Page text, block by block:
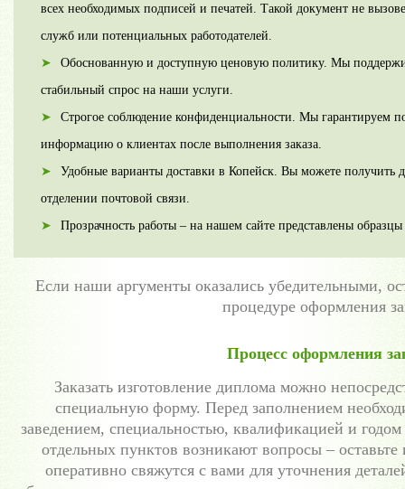
всех необходимых подписей и печатей. Такой документ не
служб или потенциальных работодателей.
Обоснованную и доступную ценовую политику. Мы
стабильный спрос на наши услуги.
Строгое соблюдение конфиденциальности. Мы гарантируем
информацию о клиентах после выполнения заказа.
Удобные варианты доставки в Копейск. Вы можете получить
отделении почтовой связи.
Прозрачность работы – на нашем сайте представлены
Если наши аргументы оказались убедительными,
процедуре оформления
Процесс оформления
Заказать изготовление диплома можно
специальную форму. Перед заполнением
заведением, специальностью, квалификацией и
отдельных пунктов возникают вопросы –
оперативно свяжутся с вами для уточнения